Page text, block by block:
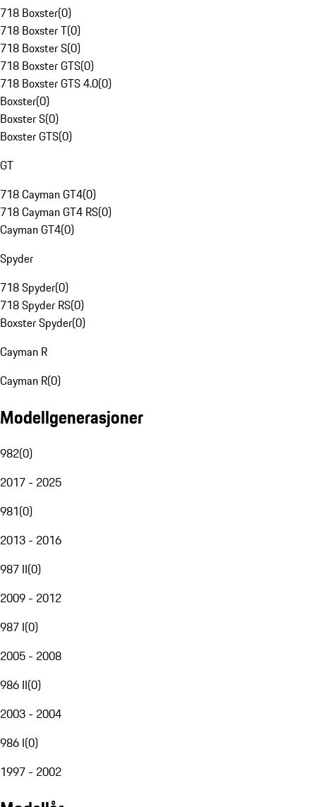
718 Boxster(0)
718 Boxster T(0)
718 Boxster S(0)
718 Boxster GTS(0)
718 Boxster GTS 4.0(0)
Boxster(0)
Boxster S(0)
Boxster GTS(0)
GT
718 Cayman GT4(0)
718 Cayman GT4 RS(0)
Cayman GT4(0)
Spyder
718 Spyder(0)
718 Spyder RS(0)
Boxster Spyder(0)
Cayman R
Cayman R(0)
Modellgenerasjoner
982(0)
2017 - 2025
981(0)
2013 - 2016
987 II(0)
2009 - 2012
987 I(0)
2005 - 2008
986 II(0)
2003 - 2004
986 I(0)
1997 - 2002